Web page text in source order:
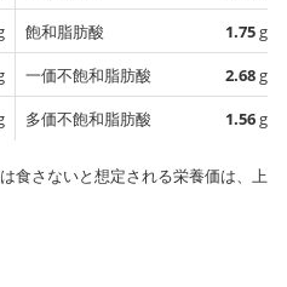
飽和脂肪酸
1.75g
一価不飽和脂肪酸
2.68g
多価不飽和脂肪酸
1.56g
食さないと想定される栄養価は、上